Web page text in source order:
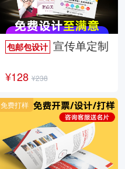
包邮包设计宣传单定制
¥128 ¥238
免费打样